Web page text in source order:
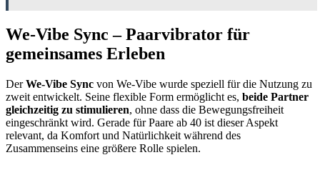
We-Vibe Sync – Paarvibrator für
gemeinsames Erleben
DerWe-Vibe Sync von We-Vibe wurde speziell für die Nutzung zu
zweit entwickelt. Seine flexible Form ermöglicht es, beide Partner
gleichzeitig zu stimulieren, ohne dass die Bewegungsfreiheit
eingeschränkt wird. Gerade für Paare ab 40 ist dieser Aspekt
relevant, da Komfort und Natürlichkeit während des
Zusammenseins eine größere Rolle spielen.